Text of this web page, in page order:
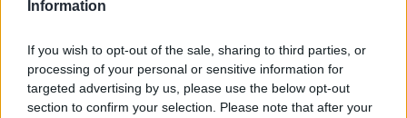
Information
If you wish to opt-out of the sale, sharing to third parties, or
processing of your personal or sensitive information for
targeted advertising by us, please use the below opt-out
section to confirm your selection. Please note that after your
Porównania
Co kupić
Porady